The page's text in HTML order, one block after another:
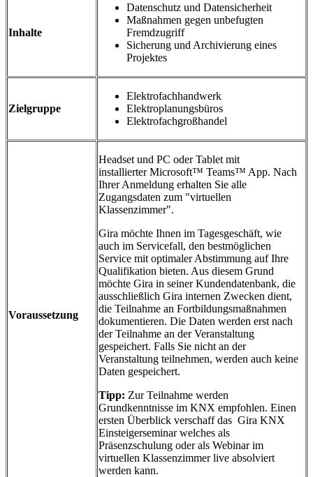
Inhalte
Datenschutz und Datensicherheit
Maßnahmen gegen unbefugten
Fremdzugriff
Sicherung und Archivierung eines
Projektes
Zielgruppe
Elektrofachhandwerk
Elektroplanungsbüros
Elektrofachgroßhandel
Voraussetzung
Headset und PC oder Tablet mit
installierter Microsoft™ Teams™ App. Nach
Ihrer Anmeldung erhalten Sie alle
Zugangsdaten zum "virtuellen
Klassenzimmer".
Gira möchte Ihnen im Tagesgeschäft, wie
auch im Servicefall, den bestmöglichen
Service mit optimaler Abstimmung auf Ihre
Qualifikation bieten. Aus diesem Grund
möchte Gira in seiner Kundendatenbank, die
ausschließlich Gira internen Zwecken dient,
die Teilnahme an Fortbildungsmaßnahmen
dokumentieren. Die Daten werden erst nach
der Teilnahme an der Veranstaltung
gespeichert. Falls Sie nicht an der
Veranstaltung teilnehmen, werden auch keine
Daten gespeichert.
Tipp: Zur Teilnahme werden
Grundkenntnisse im KNX empfohlen. Einen
ersten Überblick verschaff das Gira KNX
Einsteigerseminar welches als
Präsenzschulung oder als Webinar im
virtuellen Klassenzimmer live absolviert
werden kann.